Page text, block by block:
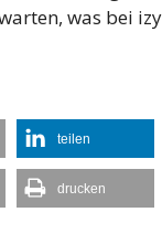
was bei
teilen
drucken